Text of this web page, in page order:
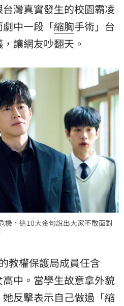
灣真實發生的校園霸凌
中一段「縮胸手術」台
讓網友吵翻天。
機，這10大金句說出大家不敢面對
教權保護局成員任含
高中。當學生故意拿外貌
反擊表示自己做過「縮